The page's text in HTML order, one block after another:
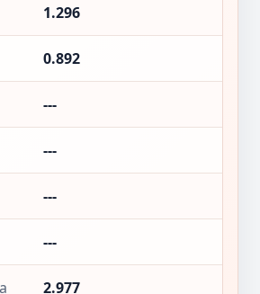
1.296
0.892
---
---
---
---
2.977